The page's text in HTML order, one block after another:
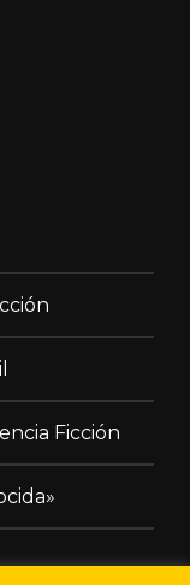
Ficción